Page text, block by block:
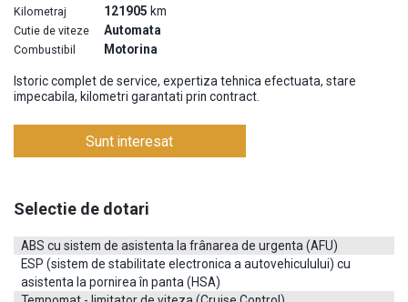
Kilometraj 121905 km
Cutie de viteze Automata
Combustibil Motorina
Istoric complet de service, expertiza tehnica efectuata, stare
impecabila, kilometri garantati prin contract.
Sunt interesat
scurt timp.
Informatiile despre masina (Renault Megane GT Dci automat 165 CP) sunt trimise
automat.
Acesta masina fiind vanduta, intelegem ca sunteti interesat de una similara.
Selectie de dotari
ABS cu sistem de asistenta la frânarea de urgenta (AFU)
ESP (sistem de stabilitate electronica a autovehiculului) cu
asistenta la pornirea în panta (HSA)